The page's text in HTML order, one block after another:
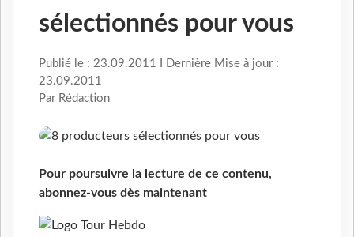
sélectionnés pour vous
Publié le : 23.09.2011 I Dernière Mise à jour :
23.09.2011
Par Rédaction
Pour poursuivre la lecture de ce contenu,
abonnez-vous dès maintenant